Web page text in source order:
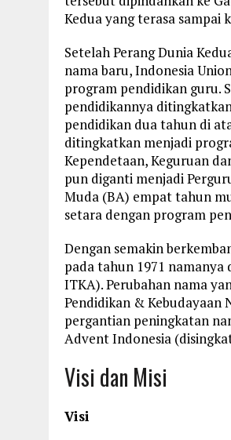
Kedua yang terasa sampai
Setelah Perang Dunia
nama baru, Indonesia
program pendidikan guru.
pendidikannya
pendidikan dua tahun di
ditingkatkan menjadi
Kependetaan, Keguruan
pun diganti menjadi
Muda (BA) empat tahun
setara dengan program
Dengan semakin
pada tahun 1971
ITKA). Perubahan nama
Pendidikan & Kebudayaan
pergantian peningkatan
Advent Indonesia
Visi dan Misi
Visi